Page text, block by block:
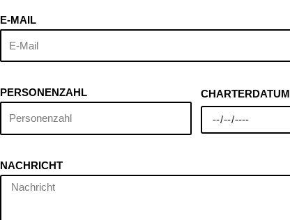
E-MAIL
PERSONENZAHL CHARTERDATUM
NACHRICHT